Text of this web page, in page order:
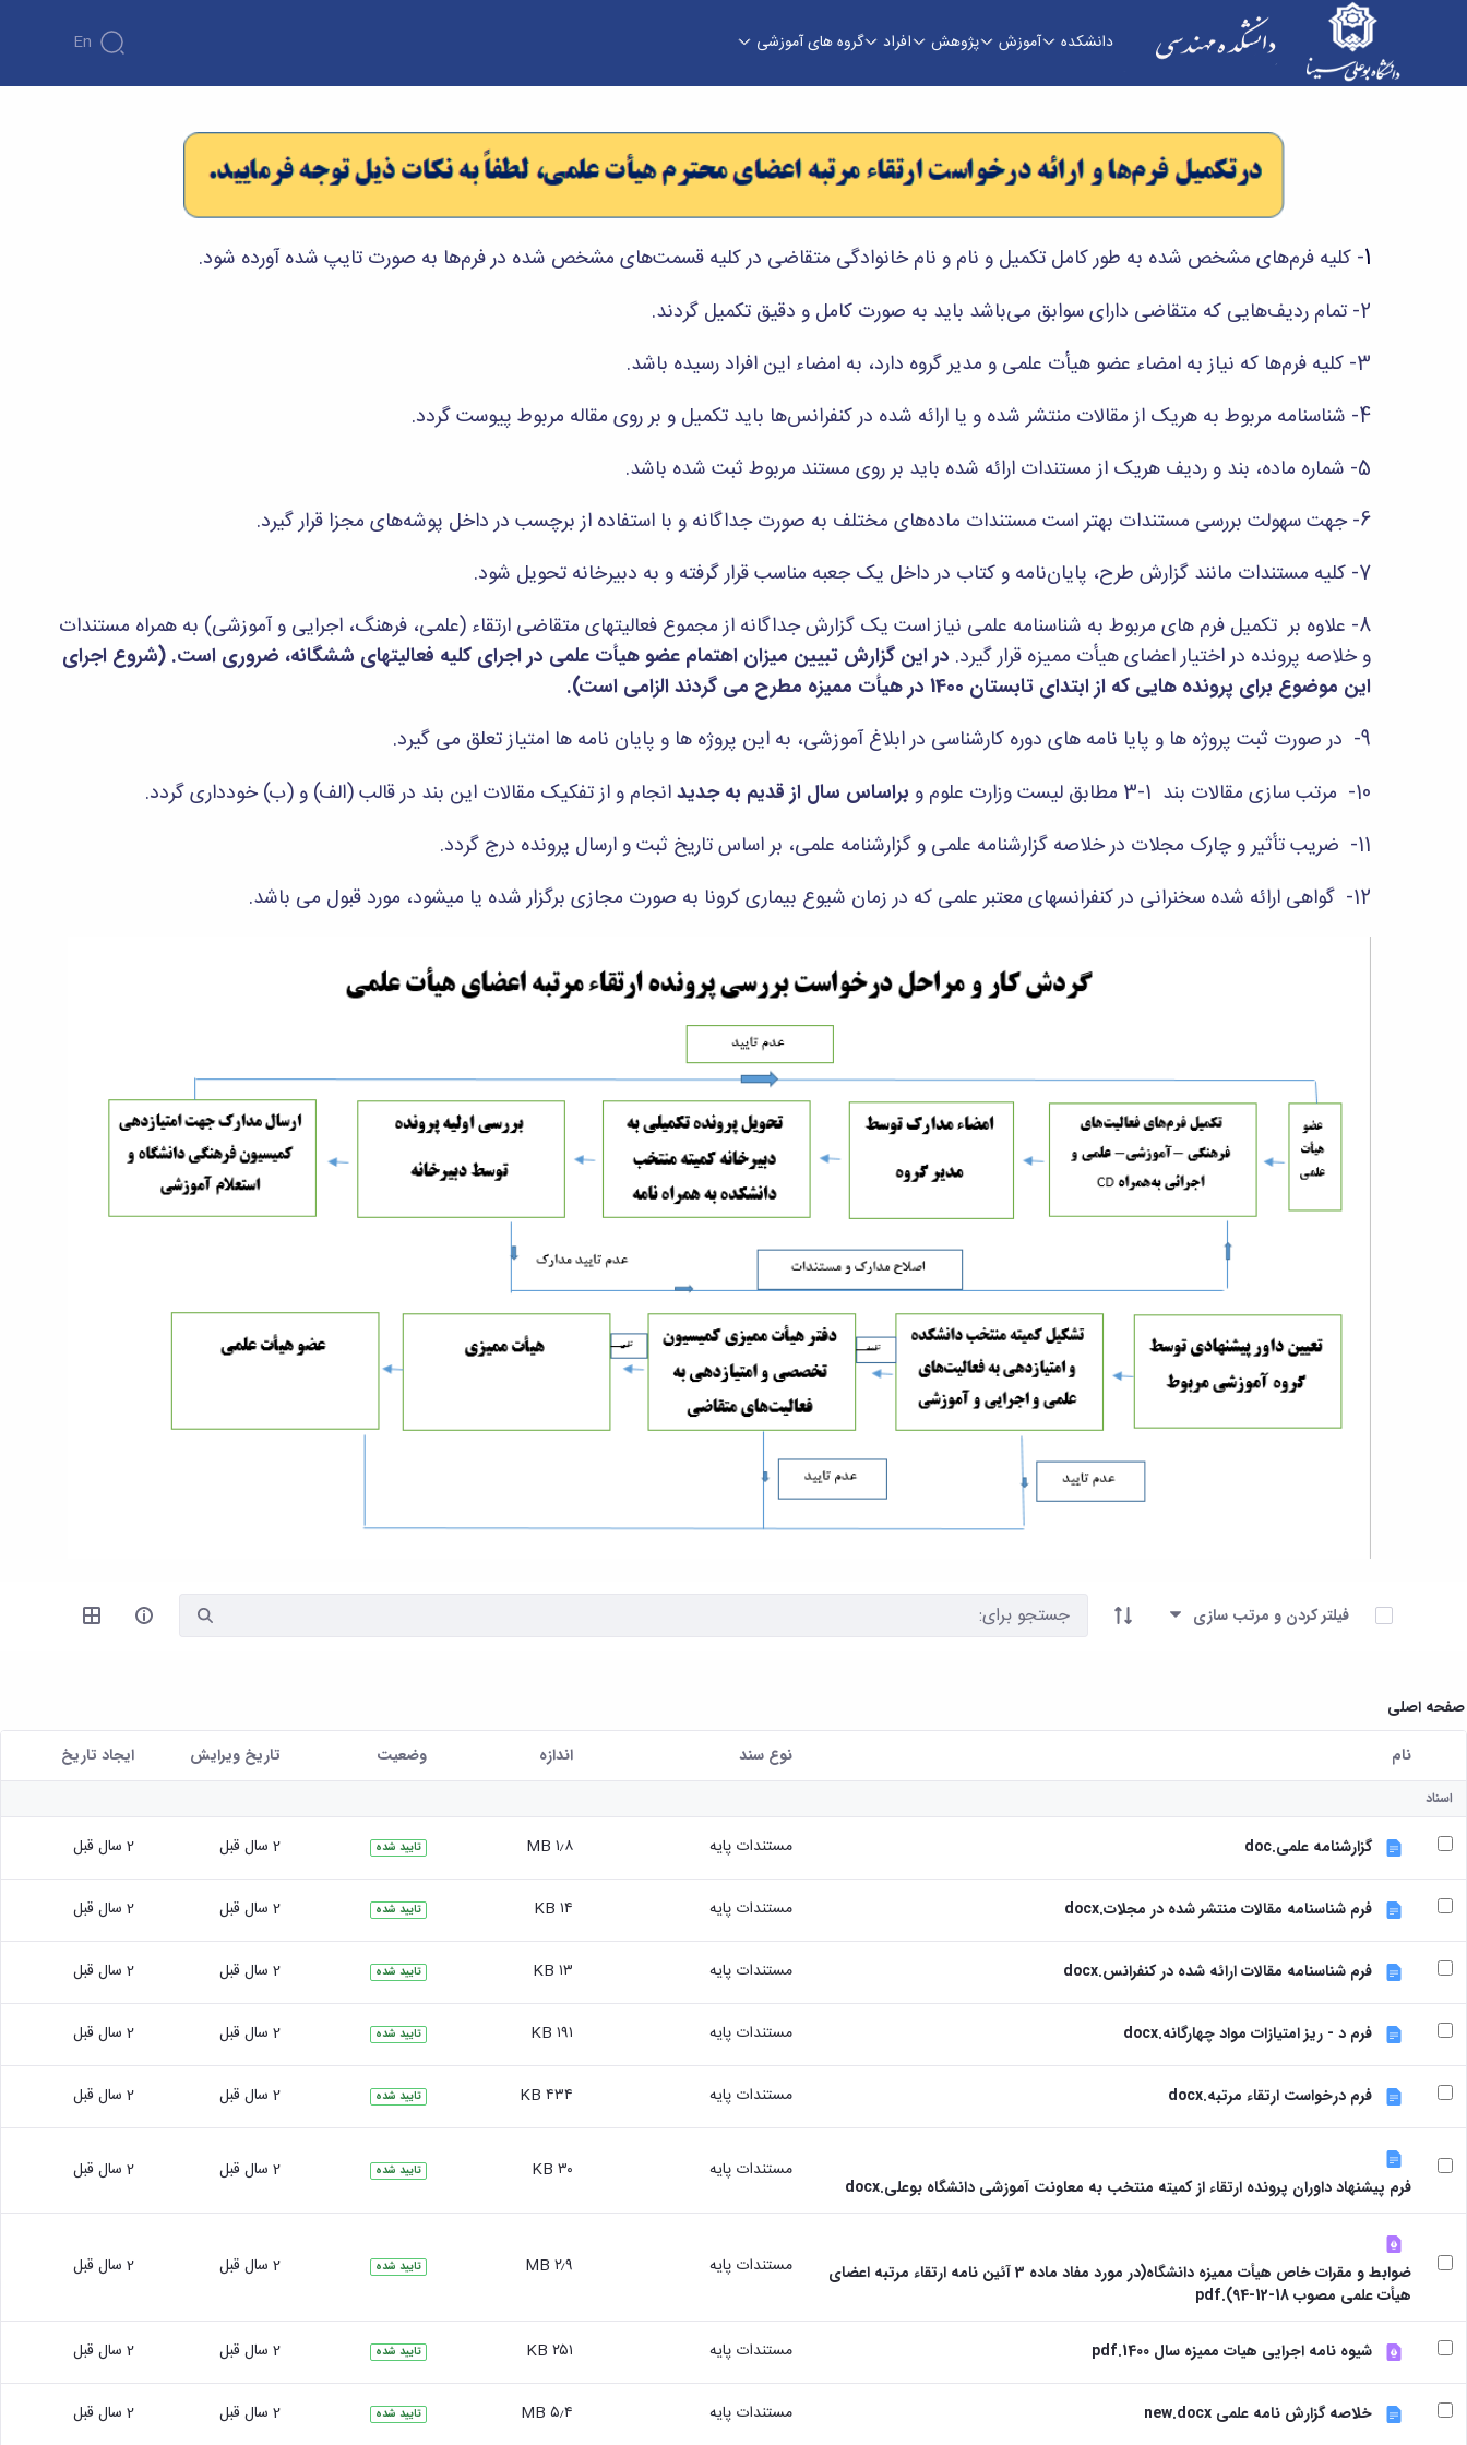
دانشکده آموزش پژوهش افراد گروه های آموزشی En
1- کلیه فرم‌های مشخص شده به طور کامل تکمیل و نام و نام خانوادگی متقاضی در کلیه قسمت‌های مشخص شده در فرم‌ها به صورت تایپ شده آورده شود.
2- تمام ردیف‌هایی که متقاضی دارای سوابق می‌باشد باید به صورت کامل و دقیق تکمیل گردند.
3- کلیه فرم‌ها که نیاز به امضاء عضو هیأت علمی و مدیر گروه دارد، به امضاء این افراد رسیده باشد.
4- شناسنامه مربوط به هریک از مقالات منتشر شده و یا ارائه شده در کنفرانس‌ها باید تکمیل و بر روی مقاله مربوط پیوست گردد.
5- شماره ماده، بند و ردیف هریک از مستندات ارائه شده باید بر روی مستند مربوط ثبت شده باشد.
6- جهت سهولت بررسی مستندات بهتر است مستندات ماده‌های مختلف به صورت جداگانه و با استفاده از برچسب در داخل پوشه‌های مجزا قرار گیرد.
7- کلیه مستندات مانند گزارش طرح، پایان‌نامه و کتاب در داخل یک جعبه مناسب قرار گرفته و به دبیرخانه تحویل شود.
8- علاوه بر تکمیل فرم های مربوط به شناسنامه علمی نیاز است یک گزارش جداگانه از مجموع فعالیتهای متقاضی ارتقاء (علمی، فرهنگ، اجرایی و آموزشی) به همراه مستندات
و خلاصه پرونده در اختیار اعضای هیأت ممیزه قرار گیرد. در این گزارش تبیین میزان اهتمام عضو هیأت علمی در اجرای کلیه فعالیتهای ششگانه، ضروری است. (شروع اجرای
این موضوع برای پرونده هایی که از ابتدای تابستان 1400 در هیأت ممیزه مطرح می گردند الزامی است).
9- در صورت ثبت پروژه ها و پایا نامه های دوره کارشناسی در ابلاغ آموزشی، به این پروژه ها و پایان نامه ها امتیاز تعلق می گیرد.
10- مرتب سازی مقالات بند 1-3 مطابق لیست وزارت علوم و
براساس سال از قدیم به جدیدانجام و از تفکیک مقالات این بند در قالب (الف) و (ب) خودداری گردد.
11- ضریب تأثیر و چارک مجلات در خلاصه گزارشنامه علمی و گزارشنامه علمی، بر اساس تاریخ ثبت و ارسال پرونده درج گردد.
12- گواهی ارائه شده سخنرانی در کنفرانسهای معتبر علمی که در زمان شیوع بیماری کرونا به صورت مجازی برگزار شده یا میشود، مورد قبول می باشد.
آیتم ها را انتخاب کنید
فیلتر کردن و مرتب سازی
صفحه اصلی
کاربر انتخاب شده
نام نوع سند اندازه وضعیت تاریخ ویرایش ايجاد تاريخ
اسناد
گزارشنامه علمی.doc مستندات پایه ۱٫۸ MB تایید شده 2 سال قبل 2 سال قبل
فرم شناسنامه مقالات منتشر شده در مجلات.docx مستندات پایه ۱۴ KB تایید شده 2 سال قبل 2 سال قبل
فرم شناسنامه مقالات ارائه شده در کنفرانس.docx مستندات پایه ۱۳ KB تایید شده 2 سال قبل 2 سال قبل
فرم د - ریز امتیازات مواد چهارگانه.docx مستندات پایه ۱۹۱ KB تایید شده 2 سال قبل 2 سال قبل
فرم درخواست ارتقاء مرتبه.docx مستندات پایه ۴۳۴ KB تایید شده 2 سال قبل 2 سال قبل
فرم پیشنهاد داوران پرونده ارتقاء از کمیته منتخب به معاونت آموزشی دانشگاه بوعلی.docx
مستندات پایه ۳۰ KB تایید شده 2 سال قبل 2 سال قبل
ضوابط و مقرات خاص هیأت ممیزه دانشگاه(در مورد مفاد ماده 3 آئین نامه ارتقاء مرتبه اعضای
هیأت علمی مصوب 18-12-94).pdf
مستندات پایه ۲٫۹ MB تایید شده 2 سال قبل 2 سال قبل
شیوه نامه اجرایی هیات ممیزه سال 1400.pdf مستندات پایه ۲۵۱ KB تایید شده 2 سال قبل 2 سال قبل
خلاصه گزارش نامه علمی new.docx مستندات پایه ۵٫۴ MB تایید شده 2 سال قبل 2 سال قبل